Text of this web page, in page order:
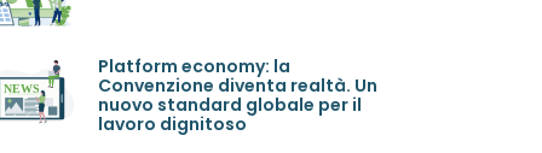
Platform economy: la
Convenzione diventa realtà. Un
nuovo standard globale per il
lavoro dignitoso